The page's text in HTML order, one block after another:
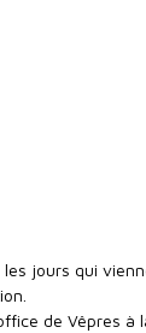
jours qui
de Vêpres à